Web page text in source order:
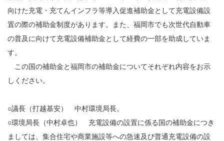
向けた充電・充てんインフラ等導入促進補助金として充電設備設
置の際の補助金制度があります。また、福岡市でも次世代自動車
の普及に向けて充電設備補助金として経費の一部を助成していま
す。
この国の補助金と福岡市の補助金についてそれぞれ内容をお示
しください。
○議長（打越基安） 中村環境局長。
○環境局長（中村卓也） 充電設備の設置に係る国の補助金につき
ましては、集合住宅や商業施設等への急速及び普通充電設備の設